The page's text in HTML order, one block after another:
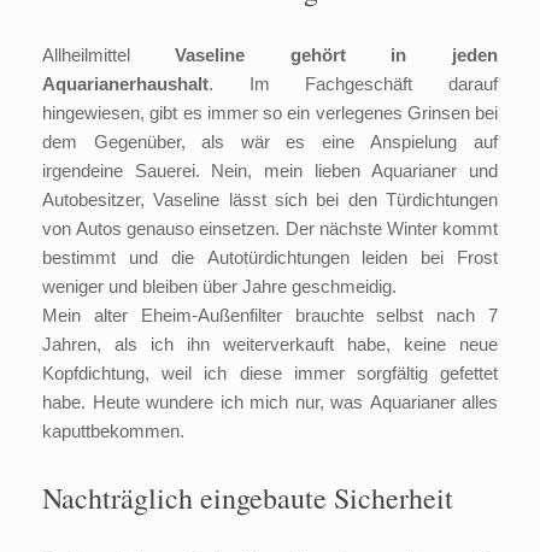
Allheilmittel Vaseline gehört in jeden
Aquarianerhaushalt. Im Fachgeschäft darauf
hingewiesen, gibt es immer so ein verlegenes Grinsen bei
dem Gegenüber, als wär es eine Anspielung auf
irgendeine Sauerei. Nein, mein lieben Aquarianer und
Autobesitzer, Vaseline lässt sich bei den Türdichtungen
von Autos genauso einsetzen. Der nächste Winter kommt
bestimmt und die Autotürdichtungen leiden bei Frost
weniger und bleiben über Jahre geschmeidig.
Mein alter Eheim-Außenfilter brauchte selbst nach 7
Jahren, als ich ihn weiterverkauft habe, keine neue
Kopfdichtung, weil ich diese immer sorgfältig gefettet
habe. Heute wundere ich mich nur, was Aquarianer alles
kaputtbekommen.
Nachträglich eingebaute Sicherheit